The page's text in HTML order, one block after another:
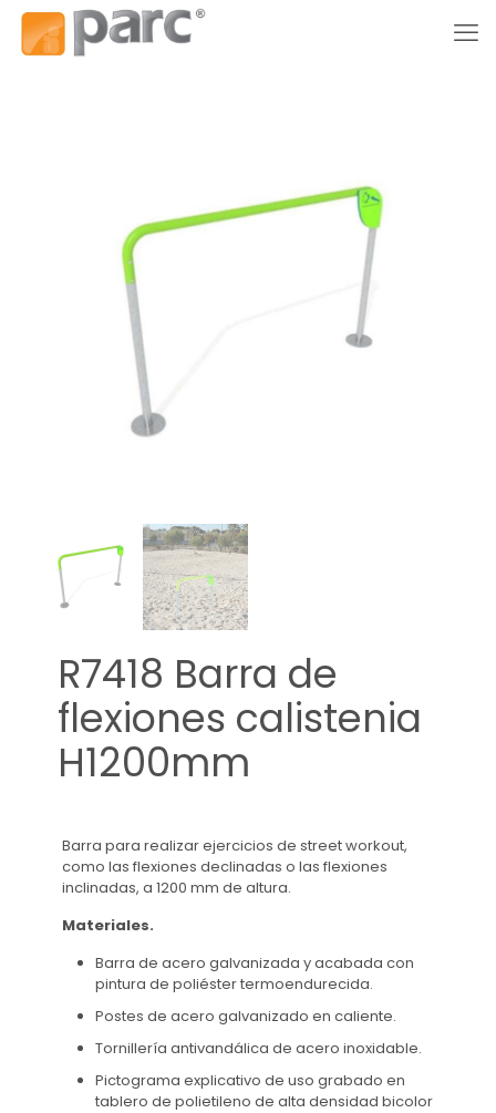
R7418 Barra de
flexiones calistenia
H1200mm
Barra para realizar ejercicios de street workout,
como las flexiones declinadas o las flexiones
inclinadas, a 1200 mm de altura.
Materiales.
Barra de acero galvanizada y acabada con
pintura de poliéster termoendurecida.
Postes de acero galvanizado en caliente.
Tornillería antivandálica de acero inoxidable.
Pictograma explicativo de uso grabado en
tablero de polietileno de alta densidad bicolor